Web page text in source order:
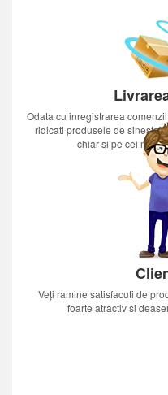
Odata cu inregistrarea
ridicati produsele de
chiar si pe cei mai
Veți ramine satisfacuti de
foarte atractiv si